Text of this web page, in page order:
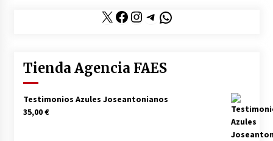
X Facebook
Instagram
Telegram
WhatsApp
Tienda Agencia FAES
Testimonios Azules Joseantonianos
35,00€